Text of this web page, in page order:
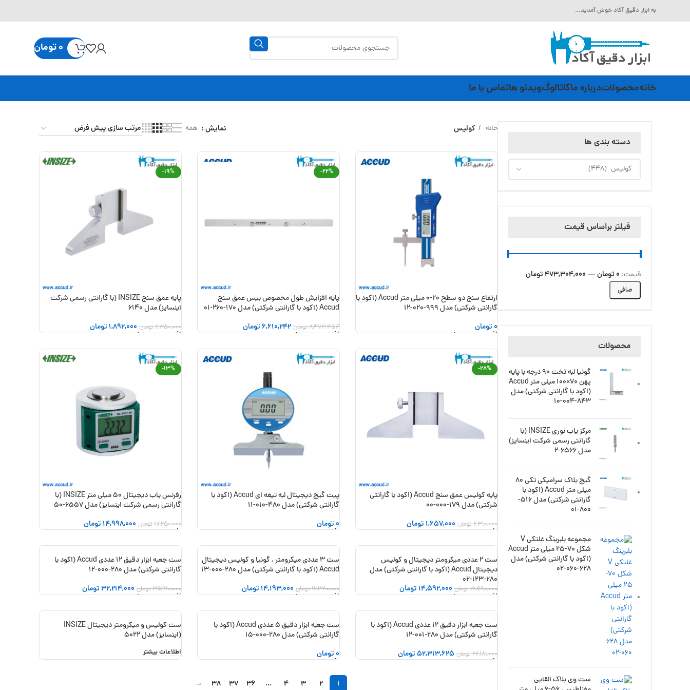
به ابزار دقیق آکاد خوش آمدید…
0تومان
خانهمحصولاتدرباره ماکاتالوگویدئو هاتماس با ما
دسته بندی ها
فیلتر براساس قیمت
صافی
قيمت: 0 تومان — 473,304,000 تومان
محصولات
گونیا لبه تخت 90 درجه با پایه
پهن 70×100 میلی متر Accud
(اکود با گارانتی شرکتی) مدل
843-004-10
مرکز یاب نوری INSIZE (با
گارانتی رسمی شرکت اینسایز)
مدل 6566-2
گیج بلاک سرامیکی تکی 80
میلی متر Accud (اکود با
گارانتی شرکتی) مدل 516-
800-01
مجموعه بلبرینگ غلتکی V
شکل 70-25 میلی متر Accud
(اکود با گارانتی شرکتی) مدل
628-060-02
ست وی بلاک القایی
خانه کولیس نمایش همه
ارتفاع سنج دو سطح 20-0 میلی متر Accud (اکود با
گارانتی شرکتی) مدل 999-020-12
0تومان
افزودن به سبد خرید
-22%
پایه افزایش طول مخصوص بیس عمق سنج
Accud (اکود با گارانتی شرکتی) مدل 170-260-01
8,473,454تومان 6,610,242تومان
افزودن به سبد خرید
-19%
پایه عمق سنج INSIZE (با گارانتی رسمی شرکت
اینسایز) مدل 6140
2,350,000تومان 1,892,000 تومان
افزودن به سبد خرید
-28%
پایه کولیس عمق سنج Accud (اکود با گارانتی
شرکتی) مدل 179-000-00
2,310,000تومان 1,657,000 تومان
افزودن به سبد خرید
پیت گیج دیجیتال لبه تیغه ای Accud (اکود با
گارانتی شرکتی) مدل 480-010-11
0تومان
افزودن به سبد خرید
-13%
رفرنس یاب دیجیتال 50 میلی متر INSIZE (با
گارانتی رسمی شرکت اینسایز) مدل 6557-50
17,250,000تومان 14,998,000 تومان
افزودن به سبد خرید
-12%ست 2 عددی میکرومتر دیجیتال و کولیس
دیجیتال Accud (اکود با گارانتی شرکتی) مدل
280-123-02
16,590,000تومان 14,592,000 تومان
افزودن به سبد خرید
-13% ست 3 عددی میکرومتر ، گونیا و کولیس دیجیتال
Accud (اکود با گارانتی شرکتی) مدل 280-000-13
16,380,000تومان 14,193,000 تومان
افزودن به سبد خرید
-10%
ست جعبه ابزار دقیق 12 عددی Accud (اکود با
گارانتی شرکتی) مدل 280-000-12
35,910,000تومان 32,214,000تومان
افزودن به سبد خرید
-16%
ست جعبه ابزار دقیق 12 عددی Accud (اکود با
گارانتی شرکتی) مدل 280-001-12
62,181,000تومان 52,313,625تومان
افزودن به سبد خرید
ست جعبه ابزار دقیق 5 عددی Accud (اکود با
گارانتی شرکتی) مدل 280-000-15
0تومان
افزودن به سبد خرید
ست کولیس و میکرومتر دیجیتال INSIZE
(اینسایز) مدل 5022
اطلاعات بیشتر
1
2
3
4
…
36
37
38
→